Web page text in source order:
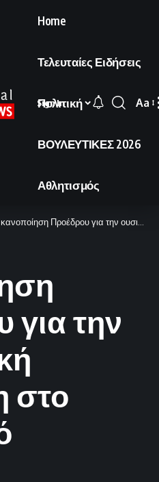
Home
Τελευταίες Ειδήσεις
Πολιτική
ΒΟΥΛΕΥΤΙΚΕΣ 2026
Αθλητισμός
Sign In
Font
Aa
Προέδρου για την ουσιαστική συζήτηση στο Κυπριακό
για την
στο